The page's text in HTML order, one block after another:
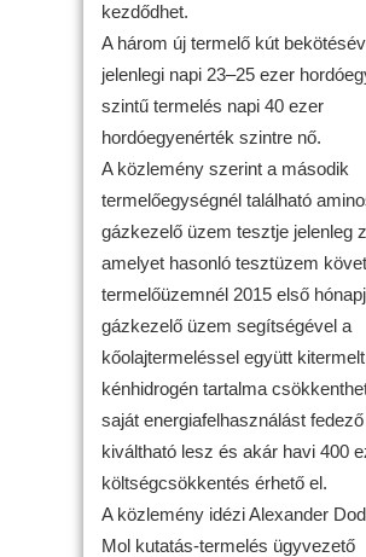
kezdődhet.
A három új termelő kút
jelenlegi napi 23–25 ezer
szintű termelés napi 40 ezer
hordóegyenérték szintre nő.
A közlemény szerint a második
termelőegységnél található
gázkezelő üzem tesztje jelenleg
amelyet hasonló tesztüzem
termelőüzemnél 2015 első
gázkezelő üzem segítségével a
kőolajtermeléssel együtt
kénhidrogén tartalma
saját energiafelhasználást
kiváltható lesz és akár havi 400
költségcsökkentés érhető el.
A közlemény idézi Alexander
Mol kutatás-termelés ügyvezető